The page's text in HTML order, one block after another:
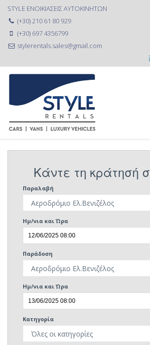
STYLE ΕΝΟΙΚΙΑΣΕΙΣ ΑΥΤΟΚΙΝΗΤΩΝ
(+30) 210 61 80 929
(+30) 697 4356799
stylerentals.sales@gmail.com
Κάντε τη κράτησή
Παραλαβή
Ημ/νια και Ώρα
Παράδοση
Ημ/νια και Ώρα
Κατηγορία